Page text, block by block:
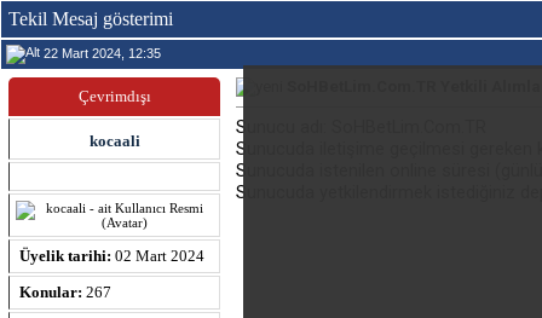
Tekil Mesaj gösterimi
22 Mart 2024, 12:35
Çevrimdışı
kocaali
Üyelik tarihi: 02 Mart 2024
Konular: 267
Sunucu adı: SoHBetLim.Com.TR
Sunucuda iletişime geçilmesi gereken
Sunucuda istenilen online süresi
Sunucuda yetkilendirmek istediğiniz